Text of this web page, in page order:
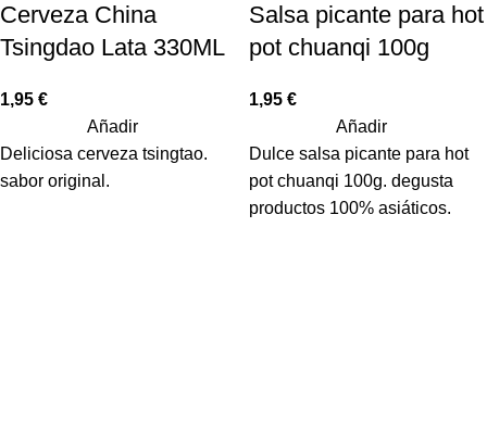
Cerveza China
Tsingdao Lata 330ML
1,95 €
Añadir
Deliciosa cerveza tsingtao.
sabor original.
Salsa picante para hot
pot chuanqi 100g
1,95 €
Añadir
Dulce salsa picante para hot
pot chuanqi 100g. degusta
productos 100% asiáticos.